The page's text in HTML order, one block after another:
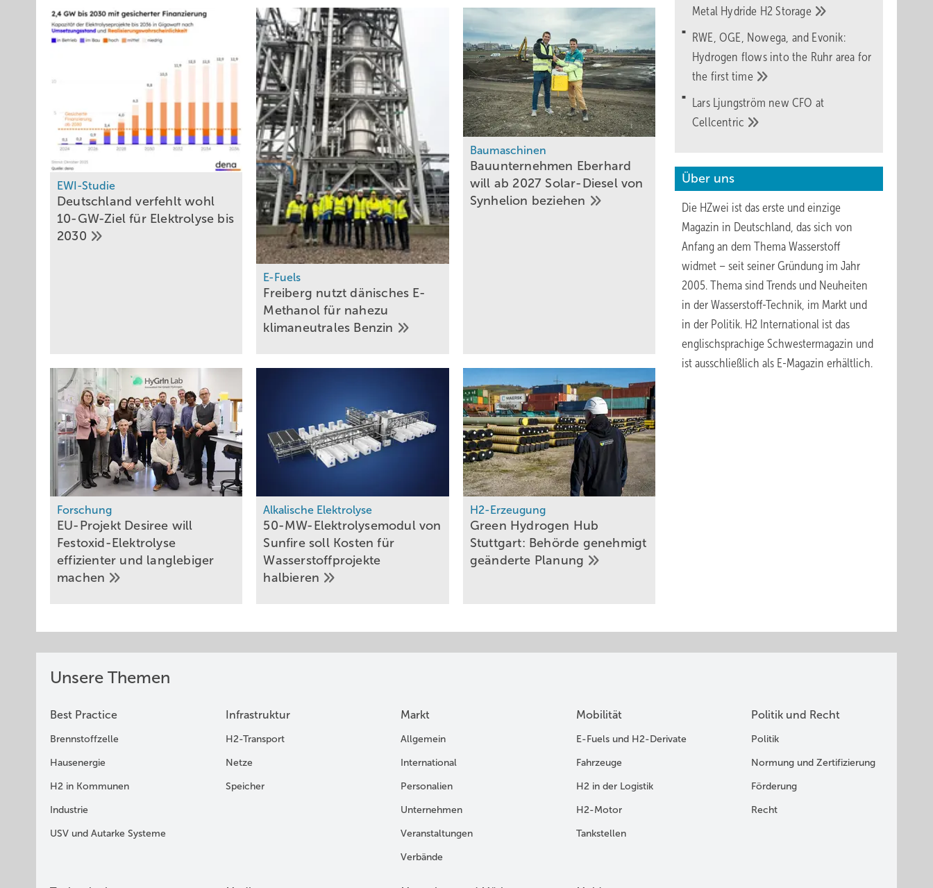
EWI-Studie
Deutschland verfehlt wohl
10-GW-Ziel für Elektrolyse bis
2030
E-Fuels
Freiberg nutzt dänisches E-
Methanol für nahezu
klimaneutrales Benzin
Baumaschinen
Bauunternehmen Eberhard
will ab 2027 Solar-Diesel von
Synhelion beziehen
Forschung
EU-Projekt Desiree will
Festoxid-Elektrolyse
effizienter und langlebiger
machen
Alkalische Elektrolyse
50-MW-Elektrolysemodul von
Sunfire soll Kosten für
Wasserstoffprojekte
halbieren
H2-Erzeugung
Green Hydrogen Hub
Stuttgart: Behörde genehmigt
geänderte Planung
Metal Hydride H2Storage
RWE, OGE, Nowega, and Evonik:
Hydrogen flows into the Ruhr area for
the firsttime
Lars Ljungström new CFO at
Cellcentric
Über uns
Die HZwei ist das erste und einzige
Magazin in Deutschland, das sich von
Anfang an dem Thema Wasserstoff
widmet – seit seiner Gründung im Jahr
2005. Thema sind Trends und Neuheiten
in der Wasserstoff-Technik, im Markt und
in der Politik. H2 International ist das
englischsprachige Schwestermagazin und
ist ausschließlich als E-Magazin erhältlich.
Unsere Themen
Best Practice
Brennstoffzelle
Hausenergie
H2 in Kommunen
Industrie
USV und Autarke Systeme
Infrastruktur
H2-Transport
Netze
Speicher
Markt
Allgemein
International
Personalien
Unternehmen
Veranstaltungen
Verbände
Mobilität
E-Fuels und H2-Derivate
Fahrzeuge
H2 in der Logistik
H2-Motor
Tankstellen
Politik und Recht
Politik
Normung und Zertifizierung
Förderung
Recht